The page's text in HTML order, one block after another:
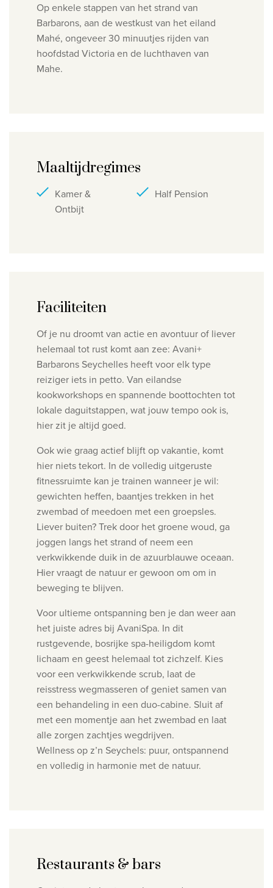
Op enkele stappen van het strand van
Barbarons, aan de westkust van het eiland
Mahé, ongeveer 30 minuutjes rijden van
hoofdstad Victoria en de luchthaven van
Mahe.
Maaltijdregimes
Kamer &
Ontbijt
Half Pension
Faciliteiten
Of je nu droomt van actie en avontuur of liever
helemaal tot rust komt aan zee: Avani+
Barbarons Seychelles heeft voor elk type
reiziger iets in petto. Van eilandse
kookworkshops en spannende boottochten tot
lokale daguitstappen, wat jouw tempo ook is,
hier zit je altijd goed.
Ook wie graag actief blijft op vakantie, komt
hier niets tekort. In de volledig uitgeruste
fitnessruimte kan je trainen wanneer je wil:
gewichten heffen, baantjes trekken in het
zwembad of meedoen met een groepsles.
Liever buiten? Trek door het groene woud, ga
joggen langs het strand of neem een
verkwikkende duik in de azuurblauwe oceaan.
Hier vraagt de natuur er gewoon om om in
beweging te blijven.
Voor ultieme ontspanning ben je dan weer aan
het juiste adres bij AvaniSpa. In dit
rustgevende, bosrijke spa-heiligdom komt
lichaam en geest helemaal tot zichzelf. Kies
voor een verkwikkende scrub, laat de
reisstress wegmasseren of geniet samen van
een behandeling in een duo-cabine. Sluit af
met een momentje aan het zwembad en laat
alle zorgen zachtjes wegdrijven.
Wellness op z’n Seychels: puur, ontspannend
en volledig in harmonie met de natuur.
Restaurants & bars